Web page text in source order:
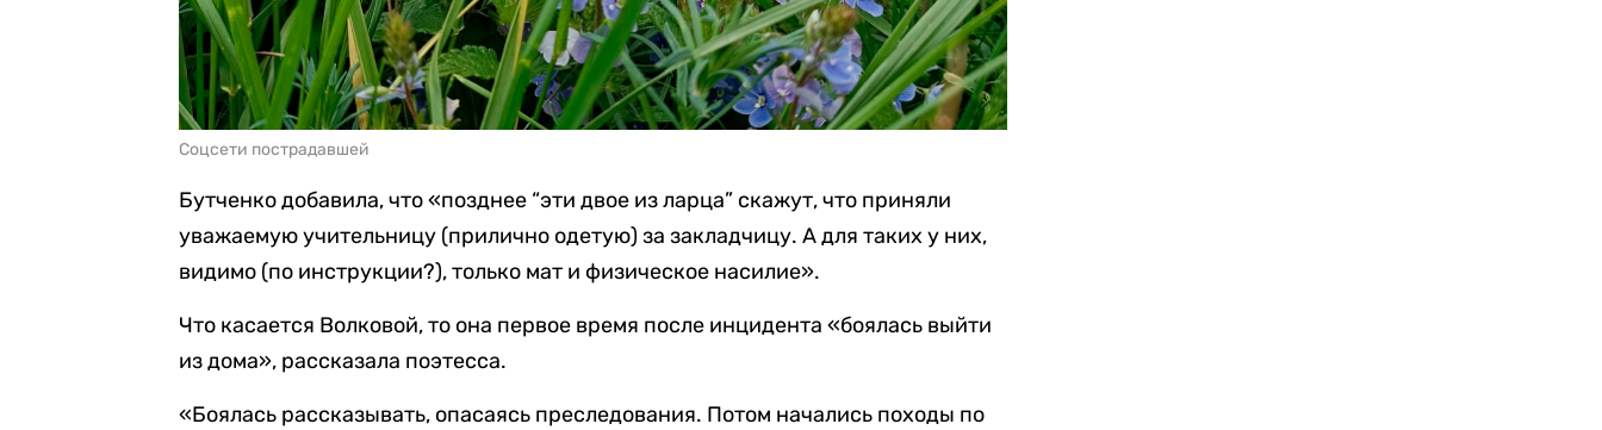
Соцсети пострадавшей
Бутченко добавила, что «позднее “эти двое из ларца” скажут, что приняли
уважаемую учительницу (прилично одетую) за закладчицу. А для таких у них,
видимо (по инструкции?), только мат и физическое насилие».
Что касается Волковой, то она первое время после инцидента «боялась выйти
из дома», рассказала поэтесса.
«Боялась рассказывать, опасаясь преследования. Потом начались походы по